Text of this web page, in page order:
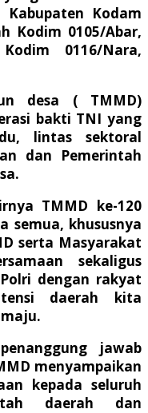
Kodam
Kodim 0105/Abar,
0116/Nara,
desa ( TMMD)
bakti TNI yang
lintas sektoral
dan Pemerintah
TMMD ke-120
semua, khususnya
serta Masyarakat
sekaligus
dengan rakyat
daerah kita
jawab
menyampaikan
kepada seluruh
daerah dan